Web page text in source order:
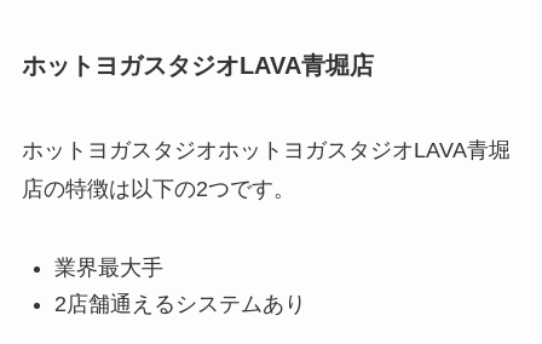
ホットヨガスタジオLAVA青堀店
ホットヨガスタジオホットヨガスタジオLAVA青堀
店の特徴は以下の2つです。
業界最大手
2店舗通えるシステムあり